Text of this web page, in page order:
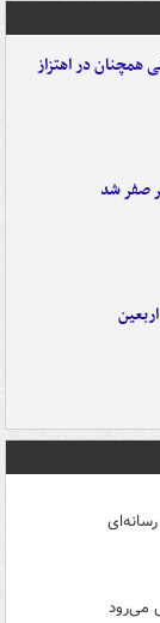
همچنان در اهتزاز
صفر شد
می‌رود